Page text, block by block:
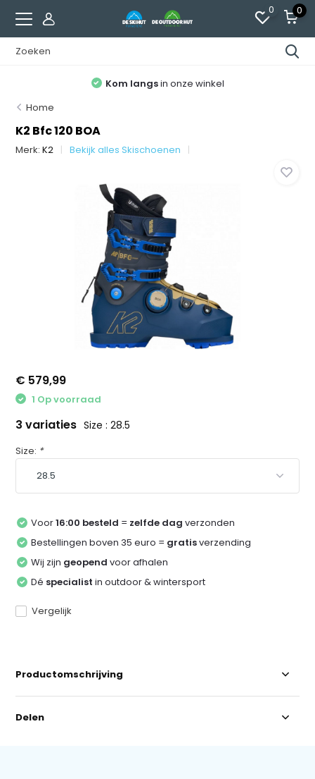
0 0
Kom langsin onze winkel
Home
K2 Bfc 120 BOA
Merk:K2 Bekijk alles Skischoenen
€ 579,99
1 Op voorraad
3 variaties Size : 28.5
Size: *
Voor16:00 besteld = zelfde dag verzonden
Bestellingen boven 35 euro = gratisverzending
Wij zijn geopend voor afhalen
Dé specialist in outdoor & wintersport
Vergelijk
Productomschrijving
Delen